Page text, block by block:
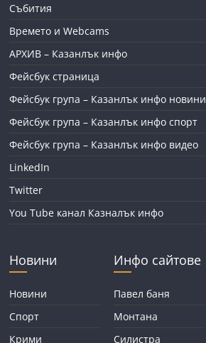
Събития
Времето и Webcams
АРХИВ – Казанлък инфо
Фейсбук страница
Фейсбук група – Казанлък инфо новини
Фейсбук група – Казанлък инфо спорт
Фейсбук група – Казанлък инфо видео
LinkedIn
Twitter
You Tube канал Казналък инфо
Новини
Новини
Спорт
Крими
Инфо сайтове
Павел баня
Монтана
Силистра